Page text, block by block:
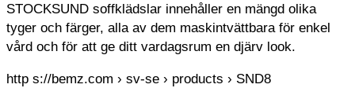
STOCKSUND soffklädslar innehåller en mängd olika
tyger och färger, alla av dem maskintvättbara för enkel
vård och för att ge ditt vardagsrum en djärv look.
http s://bemz.com › sv-se › products › SND8